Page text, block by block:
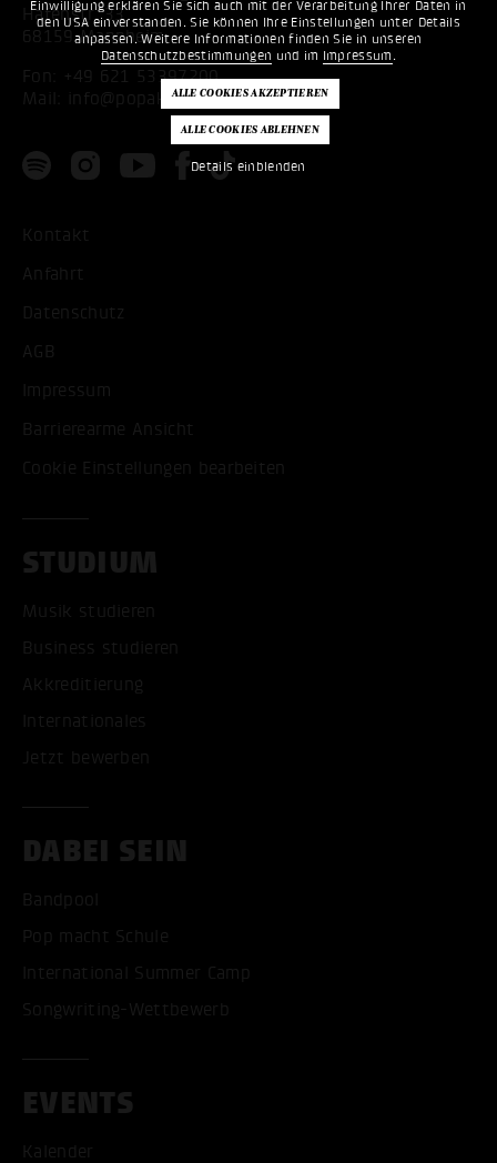
Einwilligung erklären Sie sich auch mit der Verarbeitung Ihrer Daten in
den USA einverstanden. Sie können Ihre Einstellungen unter Details
anpassen. Weitere Informationen finden Sie in unseren
Datenschutzbestimmungen und im Impressum .
Details einblenden
Hafenstr. 33
68159 Mannheim
Fon:
+49 621 53397200
Mail:
info@popakademie.de
Kontakt
Anfahrt
Datenschutz
AGB
Impressum
Barrierearme Ansicht
Cookie Einstellungen bearbeiten
STUDIUM
Musik studieren
Business studieren
Akkreditierung
Internationales
Jetzt bewerben
DABEI SEIN
Bandpool
Pop macht Schule
International Summer Camp
Songwriting-Wettbewerb
EVENTS
Kalender